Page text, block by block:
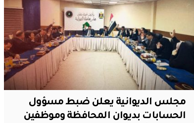
مجلس الديوانية يعلن ضبط مسؤول
الحسابات بديوان المحافظة وموظفين